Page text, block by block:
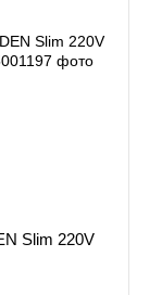
Slim 220V